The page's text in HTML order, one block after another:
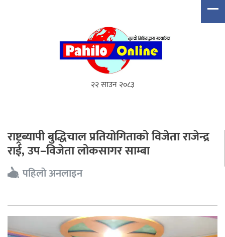
२२ साउन २०८३
राष्ट्रब्यापी बुद्धिचाल प्रतियोगिताको विजेता राजेन्द्र
राई, उप–विजेता लोकसागर साम्बा
पहिलो अनलाइन